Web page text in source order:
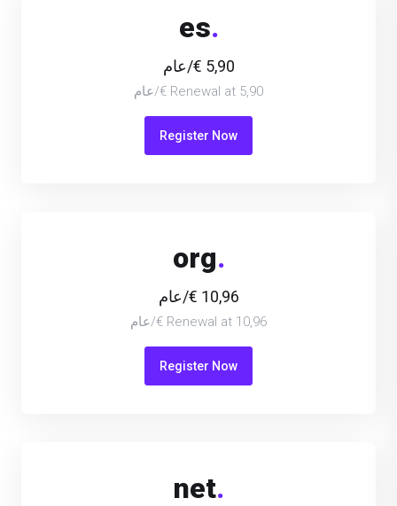
.
es
5,90 €/عام
Renewal at 5,90 €/عام
Register Now
.
org
10,96 €/عام
Renewal at 10,96 €/عام
Register Now
.
net